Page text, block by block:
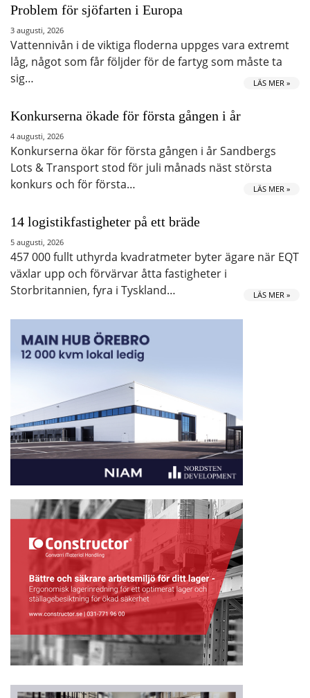
Problem för sjöfarten i Europa
3 augusti, 2026
Vattennivån i de viktiga floderna uppges vara extremt
låg, något som får följder för de fartyg som måste ta
sig…
LÄS MER »
Konkurserna ökade för första gången i år
4 augusti, 2026
Konkurserna ökar för första gången i år Sandbergs
Lots & Transport stod för juli månads näst största
konkurs och för första…
LÄS MER »
14 logistikfastigheter på ett bräde
5 augusti, 2026
457 000 fullt uthyrda kvadratmeter byter ägare när EQT
växlar upp och förvärvar åtta fastigheter i
Storbritannien, fyra i Tyskland…
LÄS MER »